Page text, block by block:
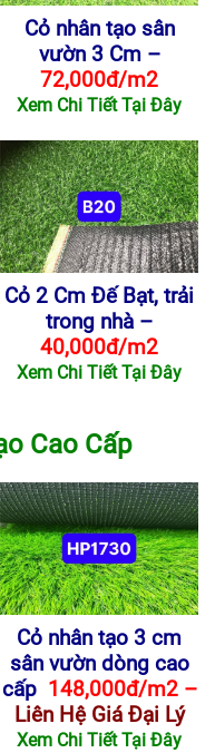
Cỏ nhân tạo sân
vườn 3 Cm –
72,000đ/m2
Xem Chi Tiết Tại Đây
Cỏ 2 Cm Đế Bạt, trải
trong nhà –
40,000đ/m2
Xem Chi Tiết Tại Đây
Cao Cấp
Cỏ nhân tạo 3 cm
sân vườn dòng cao
cấp 148,000đ/m2 –
Liên Hệ Giá Đại Lý
Xem Chi Tiết Tại Đây